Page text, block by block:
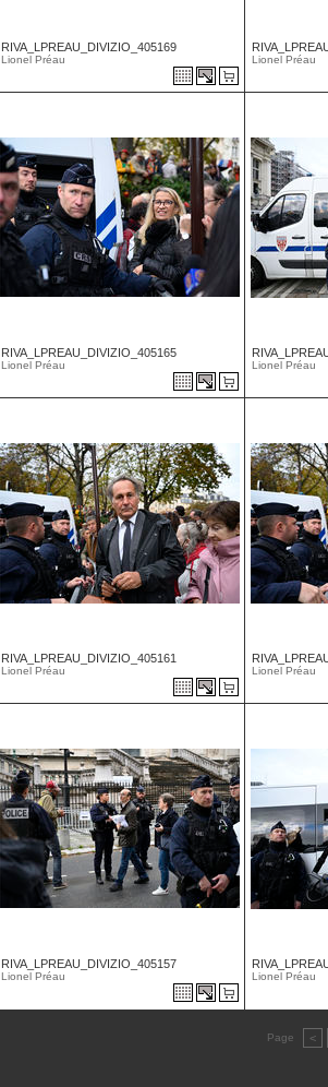
RIVA_LPREAU_DIVIZIO_405169
Lionel Préau Lionel Préau
RIVA_LPREAU_DIVIZIO_405165
Lionel Préau Lionel Préau
RIVA_LPREAU_DIVIZIO_405161
Lionel Préau Lionel Préau
RIVA_LPREAU_DIVIZIO_405157
Lionel Préau Lionel Préau
Page <